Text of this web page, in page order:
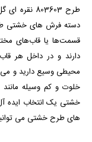
طرح 803603 نقره ای گل برجسته فرش مشهد
دسته فرش های خشتی
قسمت‌ها یا قاب‌های
دارند و در داخل هر
محیطی وسیع دارید و
خلوت و کم وسیله
خشتی یک انتخاب ایده
های طرح خشتی می